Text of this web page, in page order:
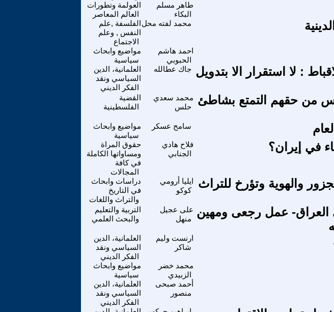
العولمة وتطورات
العالم المعاصر
طاهر مسلم
البكاء
الفلسفة ,علم
النفس , وعلم
الاجتماع
محمد لفته محل
مواضيع وابحاث
سياسية
احمد هاشم
الحبوبي
العلمانية، الدين
السياسي ونقد
الفكر الديني
جاك عطالله : لا استقرار الا بتدويل
القضية
الفلسطينية
محمد سعدي
حلس
ليس من حقهم التمتع بشاطئ
مواضيع وابحاث
سياسية
سامح عسكر
حقوق المراة
ومساواتها الكاملة
في كافة
المجالات
فلاح هادي
الجنابي
في إيران؟
دراسات وابحاث
في التاريخ
والتراث واللغات
ايليا أرومي
كوكو
والهوية وتؤرخ للتراث
التربية والتعليم
والبحث العلمي
على عجيل
منهل
العراق- عمل رجعى ومهين
العلمانية، الدين
السياسي ونقد
الفكر الديني
ارنست وليم
شاكر
مواضيع وابحاث
سياسية
محمد خضر
الزبيدي
العلمانية، الدين
السياسي ونقد
الفكر الديني
أحمد صبحى
منصور